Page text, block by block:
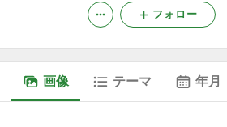
フォロー
画像 テーマ 年月